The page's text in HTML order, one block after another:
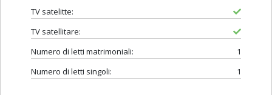
TV satelitte:
TV satellitare:
Numero di letti matrimoniali:
1
Numero di letti singoli:
1